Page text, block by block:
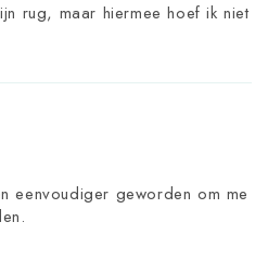
rug, maar hiermee hoef ik niet
eenvoudiger geworden om me